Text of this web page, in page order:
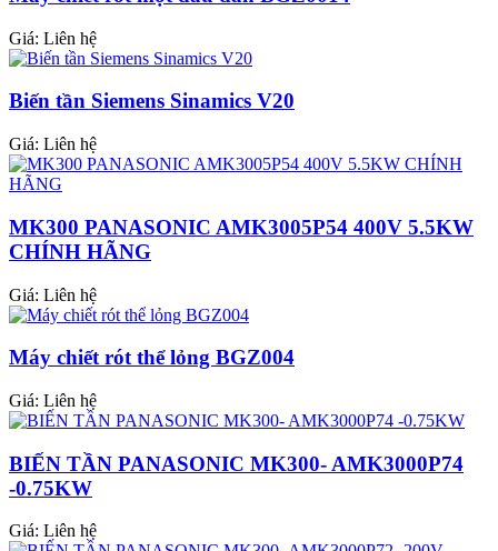
Giá: Liên hệ
Biến tần Siemens Sinamics V20
Giá: Liên hệ
MK300 PANASONIC AMK3005P54 400V 5.5KW
CHÍNH HÃNG
Giá: Liên hệ
Máy chiết rót thể lỏng BGZ004
Giá: Liên hệ
BIẾN TẦN PANASONIC MK300- AMK3000P74
-0.75KW
Giá: Liên hệ